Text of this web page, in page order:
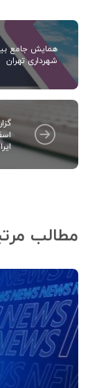
همایش جامع
شهرداری تهران
مطالب